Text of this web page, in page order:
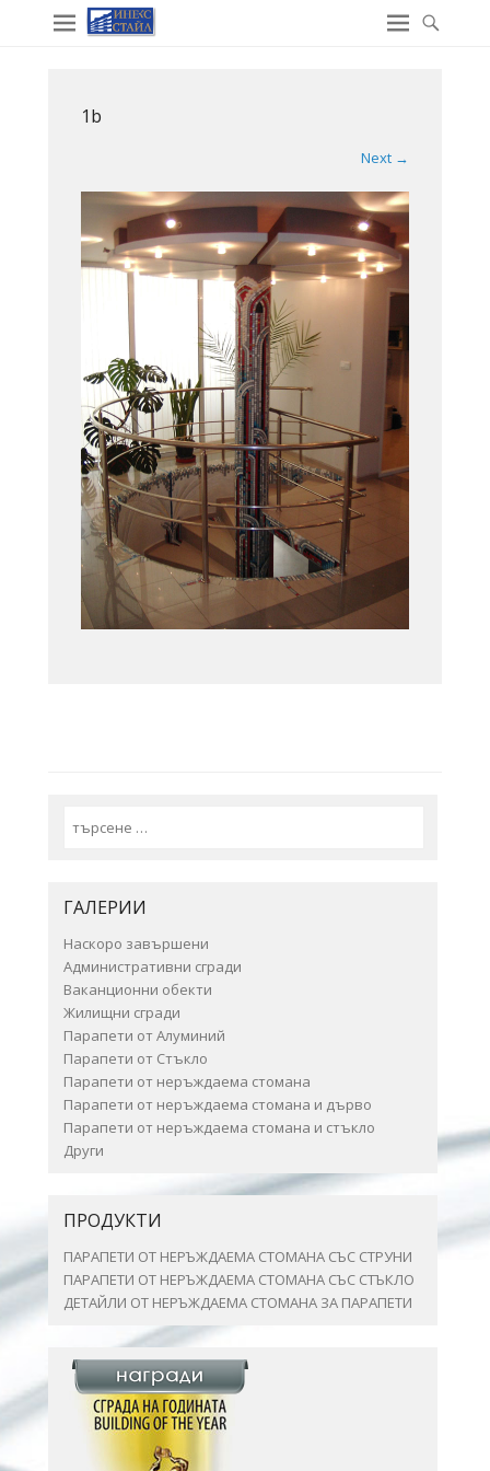
1b
Next →
ГАЛЕРИИ
Наскоро завършени
Административни сгради
Ваканционни обекти
Жилищни сгради
Парапети от Алуминий
Парапети от Стъкло
Парапети от неръждаема стомана
Парапети от неръждаема стомана и дърво
Парапети от неръждаема стомана и стъкло
Други
ПРОДУКТИ
ПАРАПЕТИ ОТ НЕРЪЖДАЕМА СТОМАНА СЪС СТРУНИ
ПАРАПЕТИ ОТ НЕРЪЖДАЕМА СТОМАНА СЪС СТЪКЛО
ДЕТАЙЛИ ОТ НЕРЪЖДАЕМА СТОМАНА ЗА ПАРАПЕТИ